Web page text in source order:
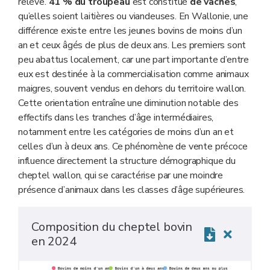
exploitations laitières peu performantes ont
progressivement abandonné cette activité au profit de la
production de viande. À partir du milieu des années 1990,
les troupeaux viandeux deviennent majoritaires en
Wallonie.
Jusqu’en 1995, le cheptel bovin wallon était en croissance,
soutenu par des prix favorables et la volonté des éleveurs
de se renforcer avant les réformes à venir. Les crises
sanitaires de 1996 (encéphalopathie spongiforme bovine)
et de 1999 (dioxine) ont ensuite provoqué une chute
brutale des effectifs.
La réforme de la PAC de 1999 a modifié les mécanismes
de soutien au secteur bovin. Si elle a permis une certaine
stabilisation des prix, elle n’a pas empêché la poursuite de
Depuis 2010, plusieurs facteurs ont accentué cette
tendance : la baisse de la consommation de viande bovine
concurrence internationale (CETA, Mercosur…), ainsi que
qu’elles soient laitières ou viandeuses. En Wallonie, une
différence existe entre les jeunes bovins de moins d’un
an et ceux âgés de plus de deux ans. Les premiers sont
peu abattus localement, car une part importante d’entre
eux est destinée à la commercialisation comme animaux
maigres, souvent vendus en dehors du territoire wallon.
Cette orientation entraîne une diminution notable des
effectifs dans les tranches d’âge intermédiaires,
notamment entre les catégories de moins d’un an et
celles d’un à deux ans. Ce phénomène de vente précoce
influence directement la structure démographique du
cheptel wallon, qui se caractérise par une moindre
présence d’animaux dans les classes d’âge supérieures.
Composition du cheptel bovin
en 2024